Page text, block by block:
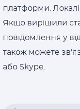
платформи.
Якщо вирішили
повідомлення у
також можете
або Skype.